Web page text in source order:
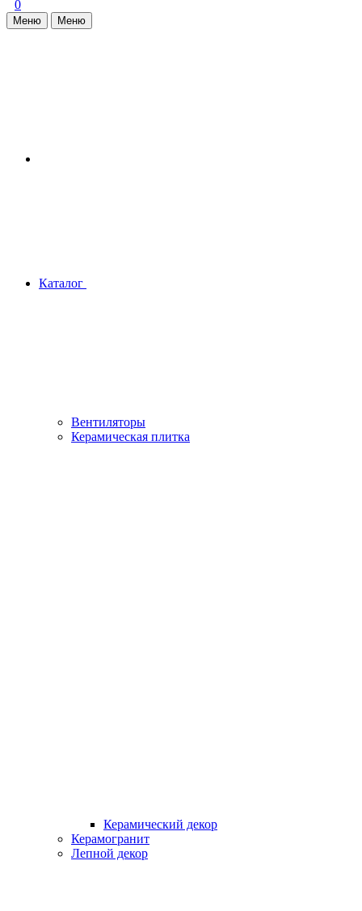
0
Меню Меню
Каталог
Вентиляторы
Керамическая плитка
Керамический декор
Керамогранит
Лепной декор